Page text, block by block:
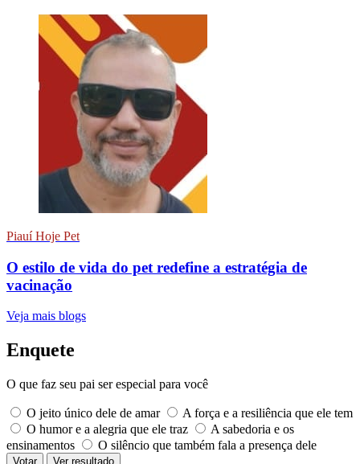
Piauí Hoje Pet
O estilo de vida do pet redefine a estratégia de
vacinação
Veja mais blogs
Enquete
O que faz seu pai ser especial para você
O jeito único dele de amar
A força e a resiliência que ele tem
O humor e a alegria que ele traz
A sabedoria e os
ensinamentos
O silêncio que também fala a presença dele
Votar Ver resultado